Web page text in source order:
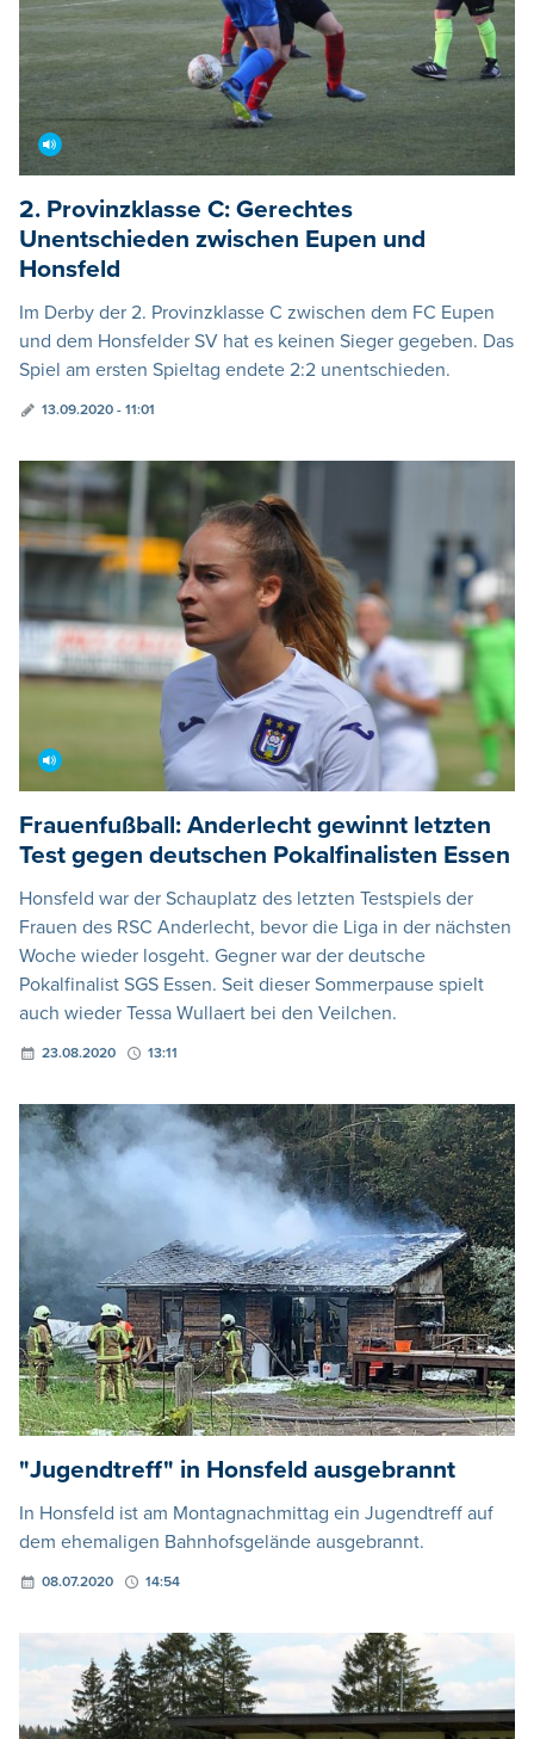
2. Provinzklasse C: Gerechtes
Unentschieden zwischen Eupen und
Honsfeld
Im Derby der 2. Provinzklasse C zwischen dem FC Eupen
und dem Honsfelder SV hat es keinen Sieger gegeben. Das
Spiel am ersten Spieltag endete 2:2 unentschieden.
13.09.2020 - 11:01
Frauenfußball: Anderlecht gewinnt letzten
Test gegen deutschen Pokalfinalisten Essen
Honsfeld war der Schauplatz des letzten Testspiels der
Frauen des RSC Anderlecht, bevor die Liga in der nächsten
Woche wieder losgeht. Gegner war der deutsche
Pokalfinalist SGS Essen. Seit dieser Sommerpause spielt
auch wieder Tessa Wullaert bei den Veilchen.
23.08.2020 13:11
"Jugendtreff" in Honsfeld ausgebrannt
In Honsfeld ist am Montagnachmittag ein Jugendtreff auf
dem ehemaligen Bahnhofsgelände ausgebrannt.
08.07.2020 14:54